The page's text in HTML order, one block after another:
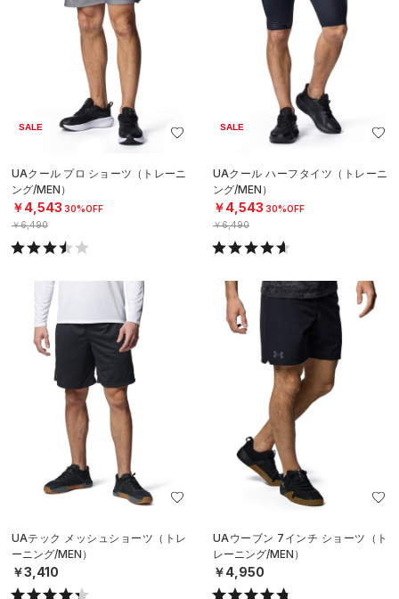
SALE
UAクール プロ ショーツ（トレーニ
ング/MEN）
￥4,543 30%OFF
￥6,490
SALE
UAクール ハーフタイツ（トレーニ
ング/MEN）
￥4,543 30%OFF
￥6,490
UAテック メッシュショーツ（トレ
ーニング/MEN）
￥3,410
UAウーブン 7インチ ショーツ（ト
レーニング/MEN）
￥4,950